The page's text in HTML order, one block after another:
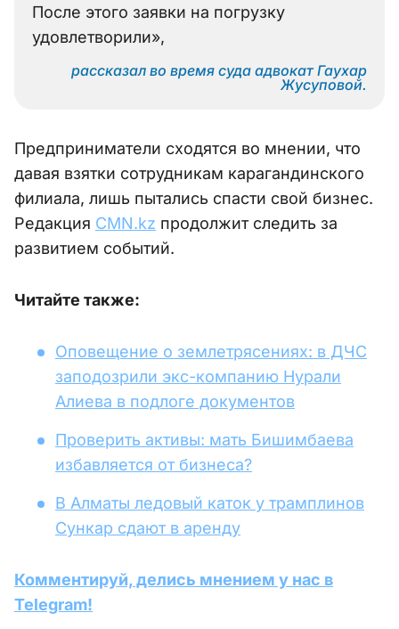
После этого заявки на погрузку
удовлетворили»,
рассказал во время суда адвокат Гаухар
Жусуповой.
Предприниматели сходятся во мнении, что
давая взятки сотрудникам карагандинского
филиала, лишь пытались спасти свой бизнес.
Редакция CMN.kz продолжит следить за
развитием событий.
Читайте также:
Оповещение о землетрясениях: в ДЧС
заподозрили экс-компанию Нурали
Алиева в подлоге документов
Проверить активы: мать Бишимбаева
избавляется от бизнеса?
В Алматы ледовый каток у трамплинов
Сункар сдают в аренду
Комментируй, делись мнением у нас в
Telegram!